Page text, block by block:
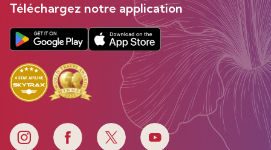
Téléchargez notre application